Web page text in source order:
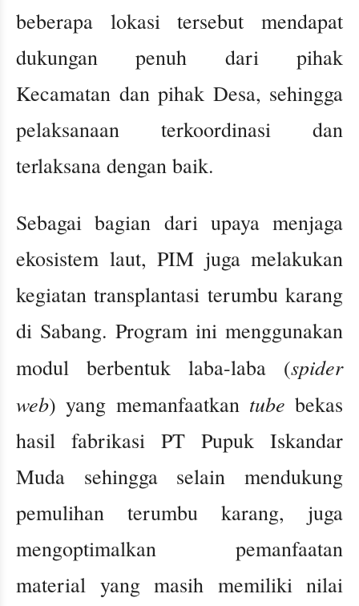
beberapa lokasi tersebut mendapat
dukungan penuh dari pihak
Kecamatan dan pihak Desa, sehingga
pelaksanaan terkoordinasi dan
terlaksana dengan baik.
Sebagai bagian dari upaya menjaga
ekosistem laut, PIM juga melakukan
kegiatan transplantasi terumbu karang
di Sabang. Program ini menggunakan
modul berbentuk laba-laba (spider
web) yang memanfaatkan tube bekas
hasil fabrikasi PT Pupuk Iskandar
Muda sehingga selain mendukung
pemulihan terumbu karang, juga
mengoptimalkan pemanfaatan
material yang masih memiliki nilai